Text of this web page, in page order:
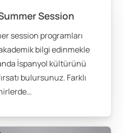
tamamlayın.
Karşılayın: Çoğu program,
İngilizce yeterlilik belgesi
: Kabul aldıktan sonra
akademik
Session
session programları
bilgi edinmekle
İspanyol kültürünü
bulursunuz. Farklı